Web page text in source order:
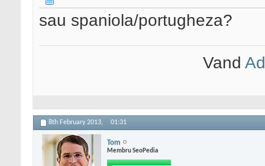
sau spaniola/portugheza?
Vand
8th February 2013, 01:31
Tom
Membru SeoPedia